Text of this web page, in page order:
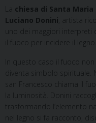
La chiesa di Santa Maria
Luciano Donini , artista
uno dei maggiori interpreti
il fuoco per incidere il legno.
In questo caso il fuoco
diventa simbolo spirituale.
san Francesco chiama il
la luminosità. Donini
trasformando l’elemento
nel legno si fa racconto,